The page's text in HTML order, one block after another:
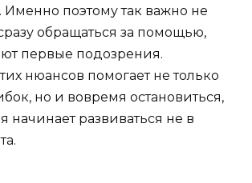
Именно поэтому так важно не
обращаться за помощью,
первые подозрения.
нюансов помогает не только
но и вовремя остановиться,
начинает развиваться не в